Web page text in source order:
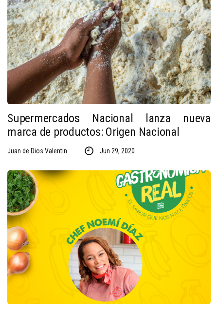
Supermercados Nacional lanza nueva
marca de productos: Origen Nacional
Juan de Dios Valentin Jun 29, 2020